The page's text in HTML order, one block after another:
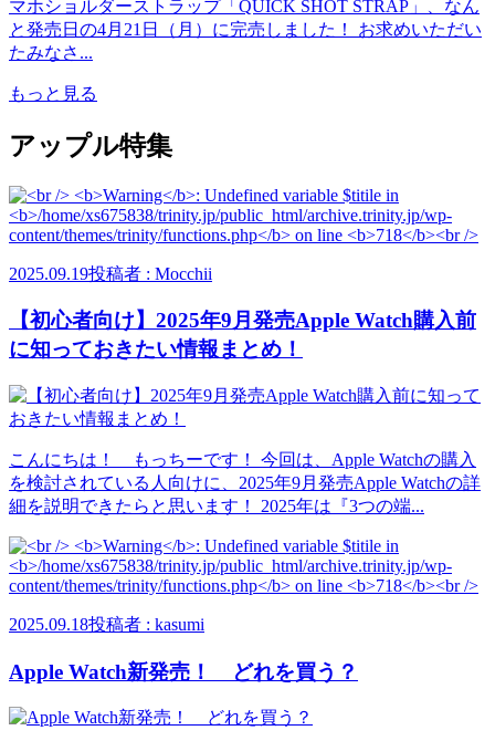
マホショルダーストラップ「QUICK SHOT STRAP」、なん
と発売日の4月21日（月）に完売しました！ お求めいただい
たみなさ...
もっと見る
アップル特集
2025.09.19投稿者 : Mocchii
【初心者向け】2025年9月発売Apple Watch購入前
に知っておきたい情報まとめ！
こんにちは！ もっちーです！ 今回は、Apple Watchの購入
を検討されている人向けに、2025年9月発売Apple Watchの詳
細を説明できたらと思います！ 2025年は『3つの端...
2025.09.18投稿者 : kasumi
Apple Watch新発売！ どれを買う？